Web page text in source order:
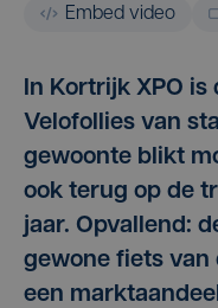
Embed video
In Kortrijk XPO
Velofollies van
gewoonte blikt
ook terug op de
jaar. Opvallend:
gewone fiets van
een